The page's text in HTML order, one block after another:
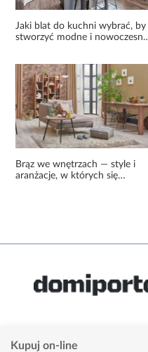
Jaki blat do kuchni wybrać, by
stworzyć modne i nowoczesne
Brąz we wnętrzach — style i
aranżacje, w których się
Kupuj on-line